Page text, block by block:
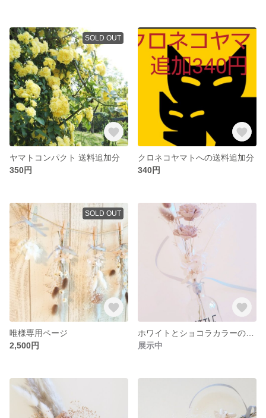
SOLD OUT
ヤマトコンパクト 送料追加分
350円
クロネコヤマトへの送料追加分
340円
SOLD OUT
唯様専用ページ
2,500円
展示中